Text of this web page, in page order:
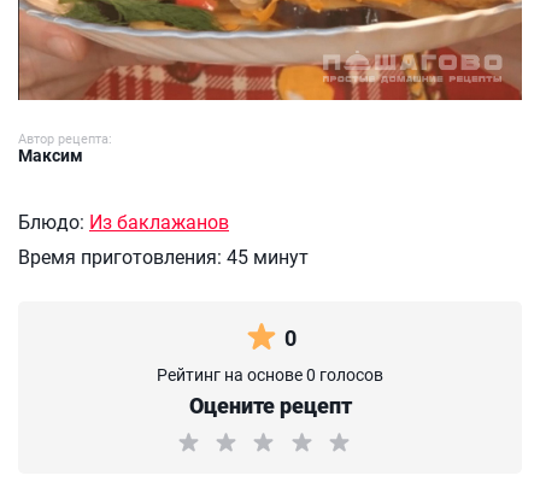
Автор рецепта:
Максим
Блюдо: Из баклажанов
Время приготовления: 45 минут
0
Рейтинг на основе 0 голосов
Оцените рецепт